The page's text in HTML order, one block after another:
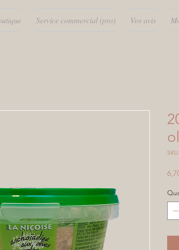
Service commercial (pro) Vos avis